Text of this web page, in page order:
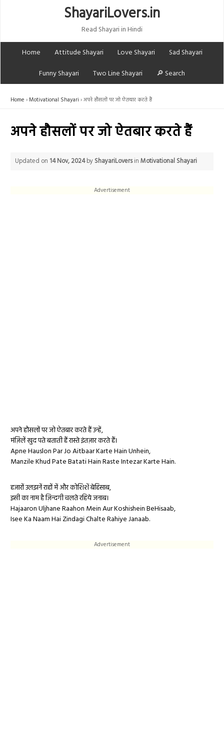
ShayariLovers.in
Read Shayari in Hindi
Home
Attitude Shayari Love Shayari
Sad Shayari
Funny Shayari
Two Line Shayari 🔎 Search
Home Motivational Shayari अपने हौसलों पर जो ऐतबार करते हैं
अपने हौसलों पर जो ऐतबार करते हैं
Updated on 14 Nov, 2024by ShayariLoversinMotivational Shayari
Advertisement
अपने हौसलों पर जो ऐतबार करते हैं उन्हें,
मंज़िलें खुद पते बताती हैं रास्ते इंतज़ार करते हैं।
Apne Hauslon Par Jo Aitbaar Karte Hain Unhein,
Manzile Khud Pate Batati Hain Raste Intezar Karte Hain.
हजारों उलझनें राहों में और कोशिशें बेहिसाब,
इसी का नाम है ज़िन्दगी चलते रहिये जनाब।
Hajaaron Uljhane Raahon Mein Aur Koshishein BeHisaab,
Isee Ka Naam Hai Zindagi Chalte Rahiye Janaab.
Advertisement